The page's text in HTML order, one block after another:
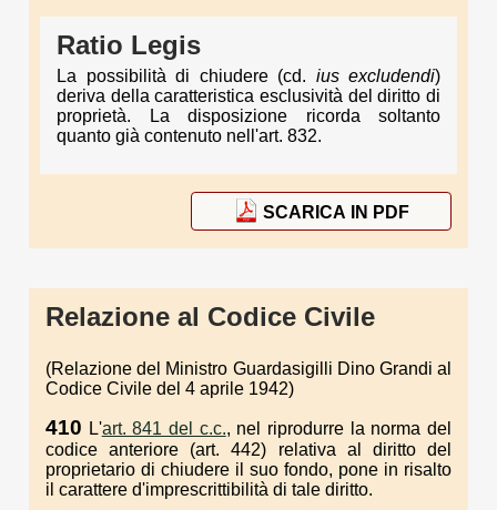
Ratio Legis
La possibilità di chiudere (cd. ius excludendi)
deriva della caratteristica esclusività del diritto di
proprietà. La disposizione ricorda soltanto
quanto già contenuto nell'art. 832.
SCARICA IN PDF
Relazione al Codice Civile
(Relazione del Ministro Guardasigilli Dino Grandi al
Codice Civile del 4 aprile 1942)
410 L'art. 841 del c.c., nel riprodurre la norma del
codice anteriore (art. 442) relativa al diritto del
proprietario di chiudere il suo fondo, pone in risalto
il carattere d'imprescrittibilità di tale diritto.